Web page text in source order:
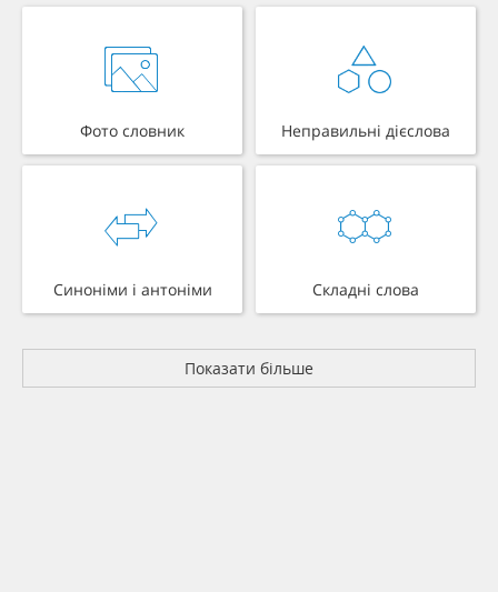
Фото словник Неправильні дієслова
Синоніми і антоніми Складні слова
Показати більше